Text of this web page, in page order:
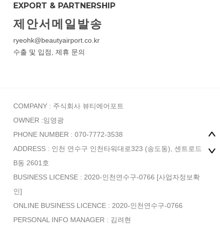
EXPORT & PARTNERSHIP
제안서메일발송
ryeohk@beautyairport.co.kr
수출 및 입점, 제휴 문의
COMPANY : 주식회사 뷰티에어포트
OWNER :임영광
PHONE NUMBER : 070-7772-3538
ADDRESS : 인천 연수구 인천타워대로323 (송도동), 센트로드
B동 2601호
BUSINESS LICENSE : 2020-인천연수구-0766 [사업자정보확
인]
ONLINE BUSINESS LICENCE : 2020-인천연수구-0766
PERSONAL INFO MANAGER : 김려현